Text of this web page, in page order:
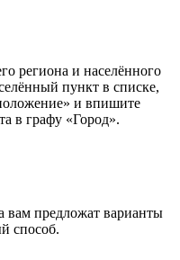
региона и населённого
пункт в списке,
и впишите
в графу «Город».
вам предложат варианты
способ.